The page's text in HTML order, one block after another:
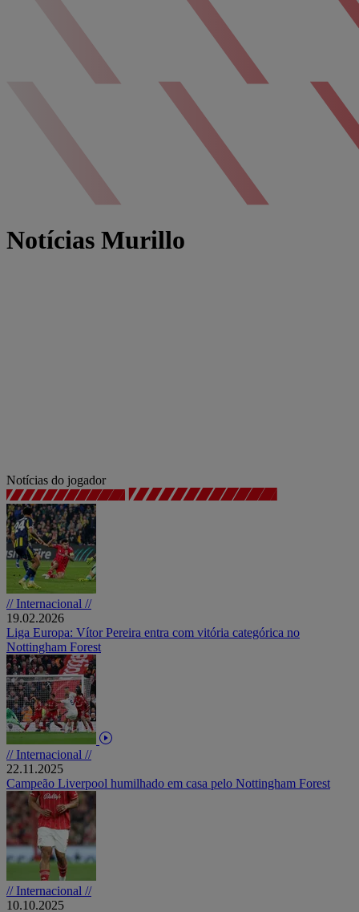
Notícias Murillo
Notícias do jogador
// Internacional //
19.02.2026
Liga Europa: Vítor Pereira entra com vitória categórica no
Nottingham Forest
// Internacional //
22.11.2025
Campeão Liverpool humilhado em casa pelo Nottingham Forest
// Internacional //
10.10.2025